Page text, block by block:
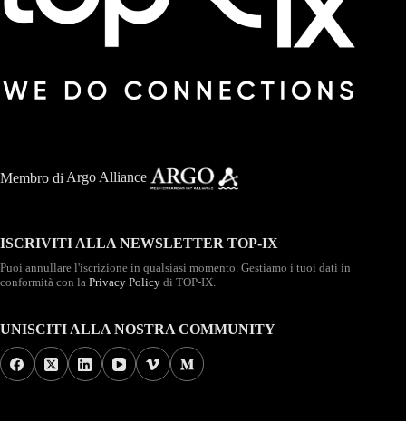
Membro di Argo Alliance
ISCRIVITI ALLA NEWSLETTER TOP-IX
Puoi annullare l'iscrizione in qualsiasi momento. Gestiamo i tuoi dati in
conformità con la Privacy Policy di TOP-IX.
UNISCITI ALLA NOSTRA COMMUNITY